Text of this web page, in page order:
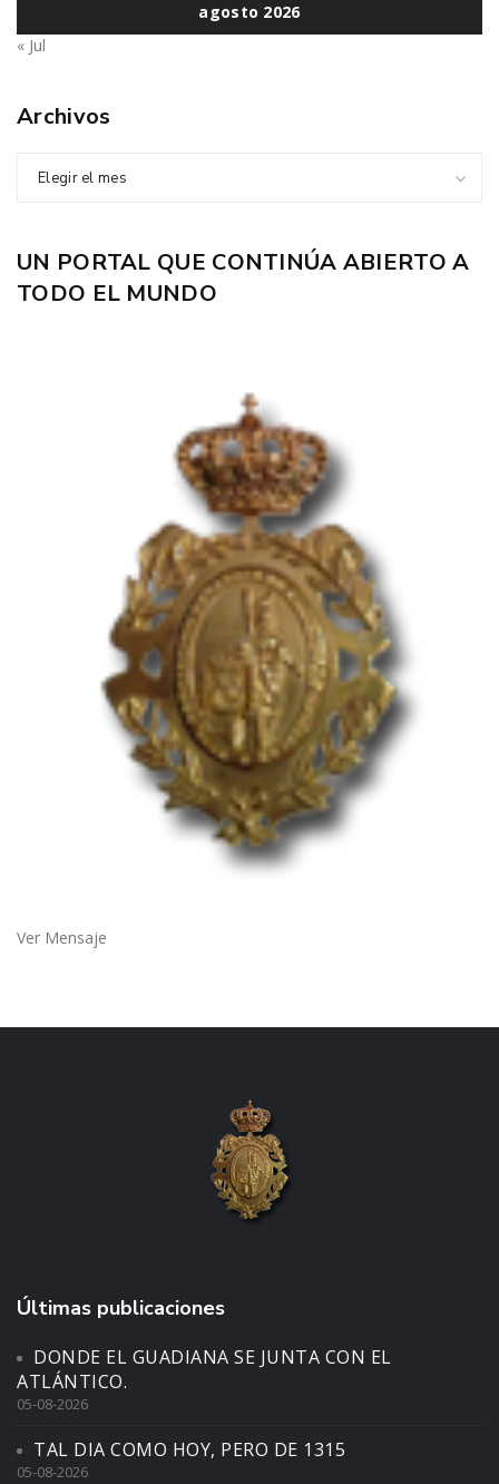
agosto 2026
« Jul
Archivos
Elegir el mes
UN PORTAL QUE CONTINÚA ABIERTO A
TODO EL MUNDO
Ver Mensaje
Últimas publicaciones
DONDE EL GUADIANA SE JUNTA CON EL
ATLÁNTICO.
05-08-2026
TAL DIA COMO HOY, PERO DE 1315
05-08-2026